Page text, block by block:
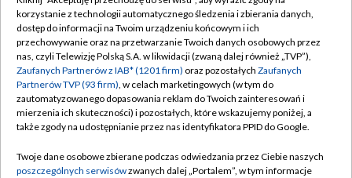
TVP
Abonament TVP
Emisja w TVP
Centrum informacji TVP
Naziemna Telewizja Cyfrowa
Rada Programowa
Regulamin TVP
Polityka prywatności
Moje zgody
Pomoc
Kontakt
korzystanie z technologii automatycznego śledzenia i zbierania danych,
dostęp do informacji na Twoim urządzeniu końcowym i ich
przechowywanie oraz na przetwarzanie Twoich danych osobowych przez
nas, czyli Telewizję Polską S.A. w likwidacji (zwaną dalej również „TVP”),
Zaufanych Partnerów z IAB* (1201 firm) oraz pozostałych Zaufanych
Partnerów TVP (93 firm), w celach marketingowych (w tym do
zautomatyzowanego dopasowania reklam do Twoich zainteresowań i
mierzenia ich skuteczności) i pozostałych, które wskazujemy poniżej, a
także zgody na udostępnianie przez nas identyfikatora PPID do Google.
Twoje dane osobowe zbierane podczas odwiedzania przez Ciebie naszych
poszczególnych serwisówzwanych dalej „Portalem”, w tym informacje